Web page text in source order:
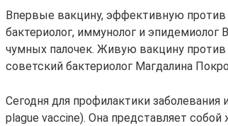
Впервые вакцину, эффективную против
бактериолог, иммунолог и
чумных палочек. Живую вакцину
советский бактериолог Магдалина
Сегодня для профилактики заболевания
plague vaccine). Она представляет